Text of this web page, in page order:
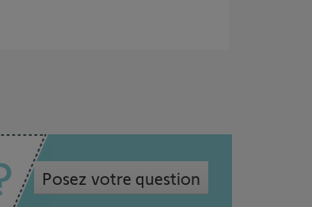
Posez votre question